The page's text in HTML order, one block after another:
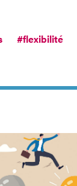
#flexibilité